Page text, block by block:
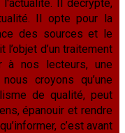
Il décrypte,
Il opte pour la
des sources et le
d’un traitement
à nos lecteurs, une
croyons qu’une
de qualité, peut
épanouir et rendre
c’est avant